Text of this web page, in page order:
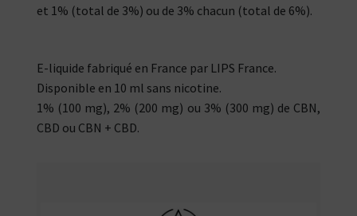
et 1% (total de 3%) ou de 3% chacun (total de 6%).
E-liquide fabriqué en France par LIPS France.
Disponible en 10 ml sans nicotine.
1% (100 mg), 2% (200 mg) ou 3% (300 mg) de CBN,
CBD ou CBN + CBD.